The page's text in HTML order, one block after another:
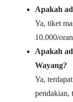
Apakah
Ya, tiket
10.000/
Apakah
Wayang?
Ya,
pendakian,